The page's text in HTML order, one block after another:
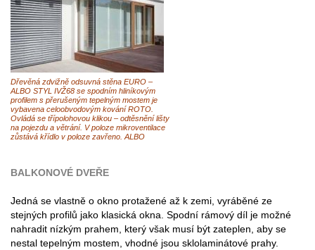
Dřevěná zdvižně odsuvná stěna EURO –
ALBO STYL IVŽ68 se spodním hliníkovým
profilem s přerušeným tepelným mostem je
vybavena celoobvodovým kování ROTO.
Ovládá se třípolohovou klikou – odtěsnění lišty
na pojezdu a větrání. V poloze mikroventilace
zůstává křídlo v poloze zavřeno. ALBO
BALKONOVÉ DVEŘE
Jedná se vlastně o okno protažené až k zemi, vyráběné ze
stejných profilů jako klasická okna. Spodní rámový díl je možné
nahradit nízkým prahem, který však musí být zateplen, aby se
nestal tepelným mostem, vhodné jsou sklolaminátové prahy.